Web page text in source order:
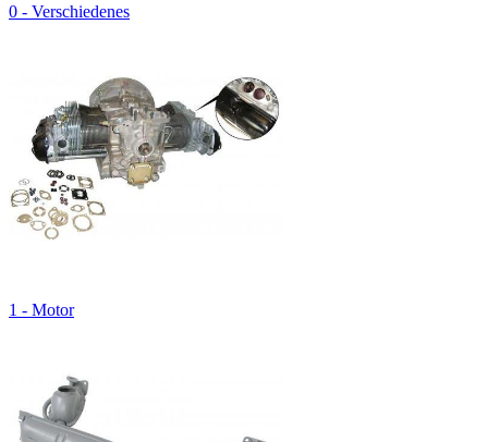
0 - Verschiedenes
1 - Motor